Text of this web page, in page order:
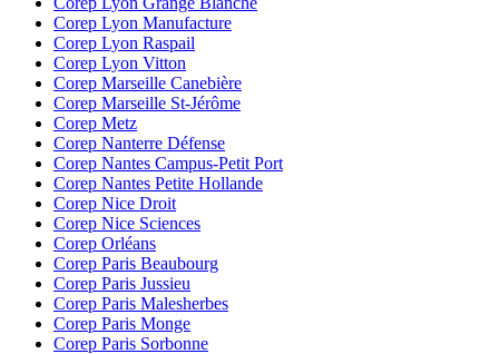
Corep Lyon Manufacture
Corep Lyon Raspail
Corep Lyon Vitton
Corep Marseille Canebière
Corep Marseille St-Jérôme
Corep Metz
Corep Nanterre Défense
Corep Nantes Campus-Petit Port
Corep Nantes Petite Hollande
Corep Nice Droit
Corep Nice Sciences
Corep Orléans
Corep Paris Beaubourg
Corep Paris Jussieu
Corep Paris Malesherbes
Corep Paris Monge
Corep Paris Sorbonne